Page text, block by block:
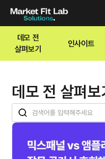
데모 전
살펴보기
인사이트
데모 전 살펴보